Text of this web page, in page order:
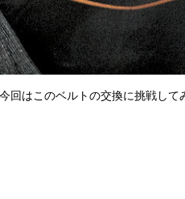
はこのベルトの交換に挑戦して